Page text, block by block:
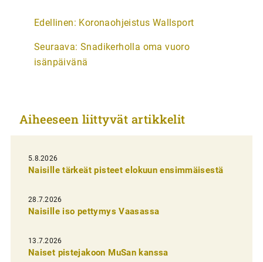
A
t
i
e
i
e
n
s
e
l
Edellinen: Koronaohjeistus Wallsport
Seuraava: Snadikerholla oma vuoro
isänpäivänä
Aiheeseen liittyvät artikkelit
5.8.2026
Naisille tärkeät pisteet elokuun ensimmäisestä
28.7.2026
Naisille iso pettymys Vaasassa
13.7.2026
Naiset pistejakoon MuSan kanssa